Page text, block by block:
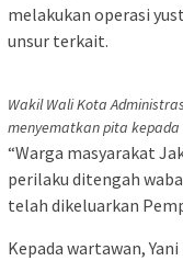
melakukan operasi
unsur terkait.
Wakil Wali Kota
menyematkan pita kepada
“Warga masyarakat
perilaku ditengah
telah dikeluarkan
Kepada wartawan,